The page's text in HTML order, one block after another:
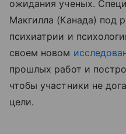
ожидания ученых.
Макгилла (Канада) под
психиатрии и
своем новом
прошлых работ и
чтобы участники не
цели.